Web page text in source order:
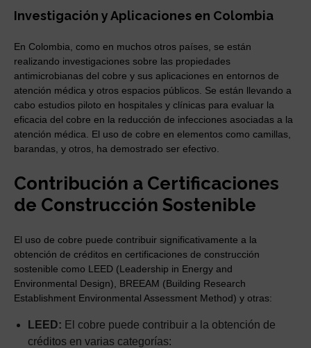
Investigación y Aplicaciones en Colombia
En Colombia, como en muchos otros países, se están
realizando investigaciones sobre las propiedades
antimicrobianas del cobre y sus aplicaciones en entornos de
atención médica y otros espacios públicos. Se están llevando a
cabo estudios piloto en hospitales y clínicas para evaluar la
eficacia del cobre en la reducción de infecciones asociadas a la
atención médica. El uso de cobre en elementos como camillas,
barandas, y otros, ha demostrado ser efectivo.
Contribución a Certificaciones
de Construcción Sostenible
El uso de cobre puede contribuir significativamente a la
obtención de créditos en certificaciones de construcción
sostenible como LEED (Leadership in Energy and
Environmental Design), BREEAM (Building Research
Establishment Environmental Assessment Method) y otras:
LEED: El cobre puede contribuir a la obtención de
créditos en varias categorías: